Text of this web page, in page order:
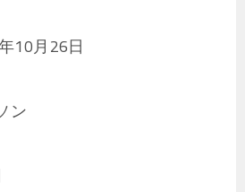
10月26日
ン